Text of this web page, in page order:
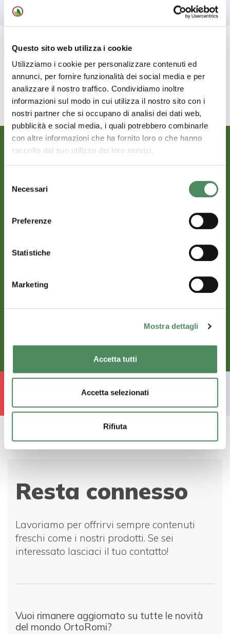
Questo sito web utilizza i cookie
Utilizziamo i cookie per personalizzare contenuti ed
annunci, per fornire funzionalità dei social media e per
analizzare il nostro traffico. Condividiamo inoltre
informazioni sul modo in cui utilizza il nostro sito con i
nostri partner che si occupano di analisi dei dati web,
pubblicità e social media, i quali potrebbero combinarle
con altre informazioni che ha fornito loro o che hanno
raccolto dal suo utilizzo dei loro servizi.
delNecessari
Preferenze
Statistiche
Marketing
Mostra dettagli
Accetta tutti
Accetta selezionati
Rifiuta
Prev
LATTUGHINO
Torna alle idee di cucina
Resta connesso
Lavoriamo per offrirvi sempre contenuti
freschi come i nostri prodotti. Se sei
interessato lasciaci il tuo contatto!
Vuoi rimanere aggiornato su tutte le novità
del mondo OrtoRomi?